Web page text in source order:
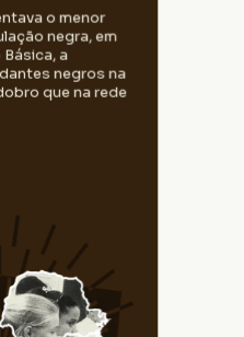
o menor
negra, em
a
negros na
que na rede
em 2019, havia 2
cada 10 brancos
região Sul, menos
população, onde
10 brancos, em
a proporção era